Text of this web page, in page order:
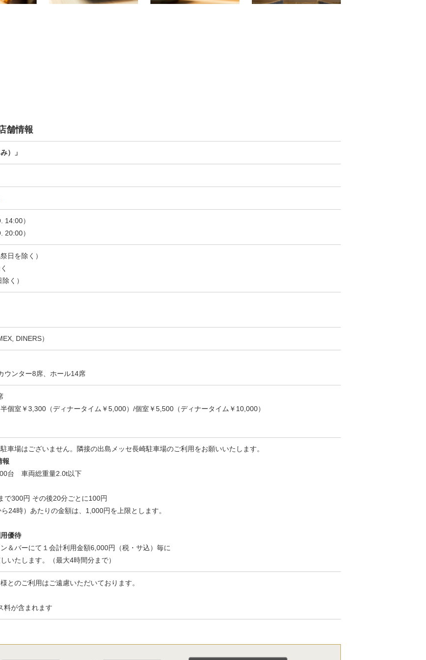
舗情報
）」
）
20:00）
日を除く）
く）
DINERS）
ウンター8席、ホール14席
個室￥3,300（ディナータイム￥5,000）/個室￥5,500（ディナータイム￥10,000）
車場はございません。隣接の出島メッセ長崎駐車場のご利用をお願いいたします。
報
台 車両総重量2.0t以下
300円 その後20分ごとに100円
たりの金額は、1,000円を上限とします。
優待
＆バーにて１会計利用金額6,000円（税・サ込）毎に
いたします。（最大4時間分まで）
とのご利用はご遠慮いただいております。
料が含まれます